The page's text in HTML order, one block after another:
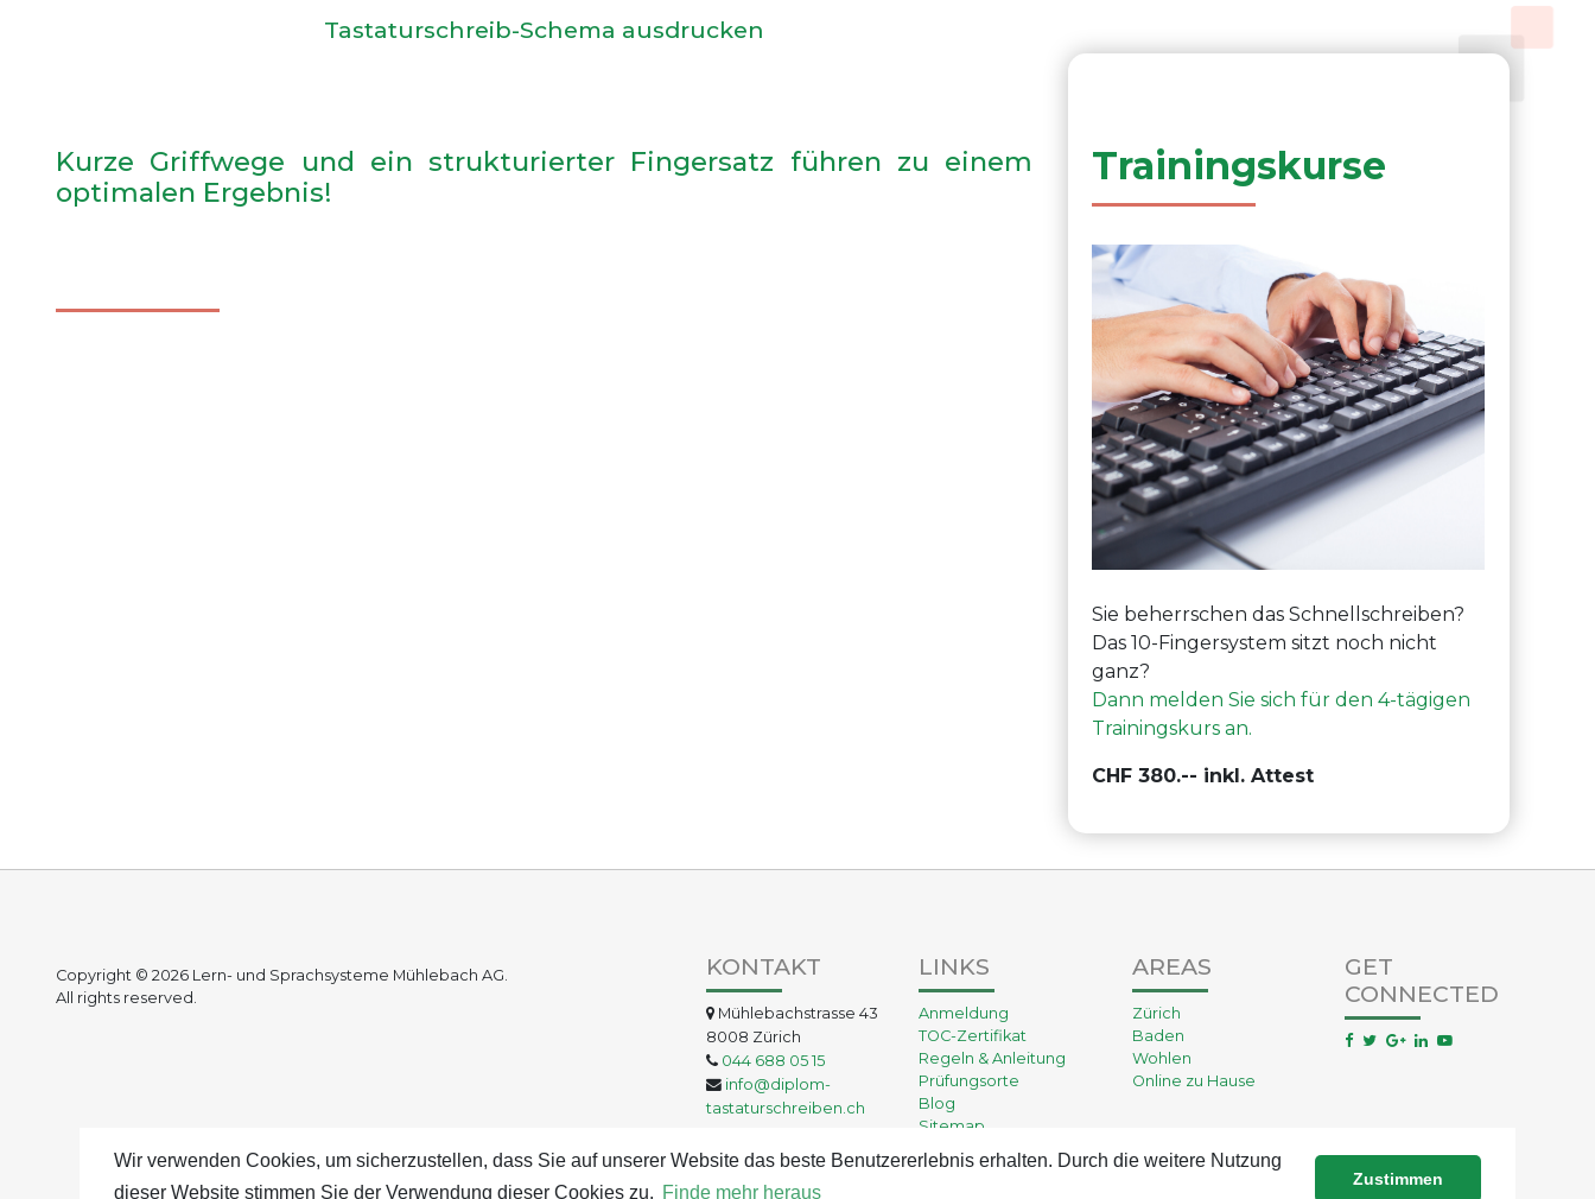
Wir verwenden Cookies, um sicherzustellen, dass Sie auf unserer Website das beste Benutzererlebnis erhalten. Durch die weitere Nutzung
dieser Website stimmen Sie der Verwendung dieser Cookies zu. Finde mehr heraus
Zustimmen
Tastaturschreib-Schema ausdrucken
Kurze Griffwege und ein strukturierter Fingersatz führen zu einem
optimalen Ergebnis!
Trainingskurse
Sie beherrschen das Schnellschreiben?
Das 10-Fingersystem sitzt noch nicht
ganz?
Dann melden Sie sich für den 4-tägigen
Trainingskurs an.
CHF 380.-- inkl. Attest
Copyright © 2026 Lern- und Sprachsysteme Mühlebach AG.
All rights reserved.
KONTAKT
Mühlebachstrasse 43
8008 Zürich
044 688 05 15
info@diplom-
tastaturschreiben.ch
LINKS
Anmeldung
TOC-Zertifikat
Regeln & Anleitung
Prüfungsorte
Blog
Sitemap
AGB
Kontakt
AREAS
Zürich
Baden
Wohlen
Online zu Hause
GET
CONNECTED